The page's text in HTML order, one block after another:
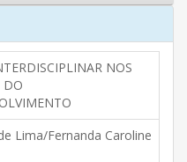
NOS
DO
Lima/Fernanda Caroline